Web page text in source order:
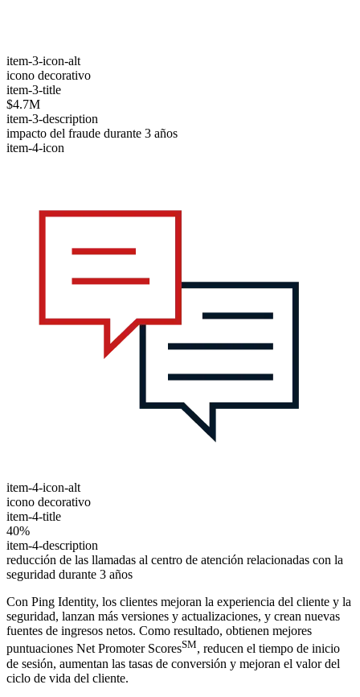
item-3-icon-alt
icono decorativo
item-3-title
$4.7M
item-3-description
impacto del fraude durante 3 años
item-4-icon
item-4-icon-alt
icono decorativo
item-4-title
40%
item-4-description
reducción de las llamadas al centro de atención relacionadas con la
seguridad durante 3 años
Con Ping Identity, los clientes mejoran la experiencia del cliente y la
seguridad, lanzan más versiones y actualizaciones, y crean nuevas
fuentes de ingresos netos. Como resultado, obtienen mejores
puntuaciones Net Promoter ScoresSM, reducen el tiempo de inicio
de sesión, aumentan las tasas de conversión y mejoran el valor del
ciclo de vida del cliente.